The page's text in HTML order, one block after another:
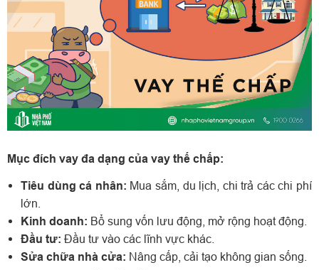
Mục đích vay đa dạng của vay thế chấp:
Tiêu dùng cá nhân: Mua sắm, du lịch, chi trả các chi phí
lớn.
Kinh doanh: Bổ sung vốn lưu động, mở rộng hoạt động.
Đầu tư: Đầu tư vào các lĩnh vực khác.
Sửa chữa nhà cửa: Nâng cấp, cải tạo không gian sống.